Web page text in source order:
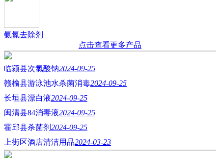
氨氮去除剂
点击查看更多产品
临颍县次氯酸钠2024-09-25
赣榆县游泳池水杀菌消毒2024-09-25
长垣县漂白液2024-09-25
闽清县84消毒液2024-09-25
霍邱县杀菌剂 2024-09-25
上街区酒店清洁用品2024-03-23